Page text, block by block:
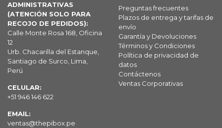
ADMINISTRATIVAS
(ATENCIÓN SOLO PARA
RECOJO DE PEDIDOS):
Calle Monte Rosa 168, Oficina
12
Urb. Chacarilla del Estanque,
Santiago de Surco, Lima,
Perú
CELULAR:
+51 946 146 622
EMAIL:
ventas@thepibox.pe
Preguntas frecuentes
Plazos de entrega y tarifas de
envío
Garantía y Devoluciones
Términos y Condiciones
Política de privacidad de
datos
Contáctenos
Ventas Corporativas